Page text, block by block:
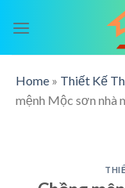
Home » Thiết Kế
mệnh Mộc sơn nhà